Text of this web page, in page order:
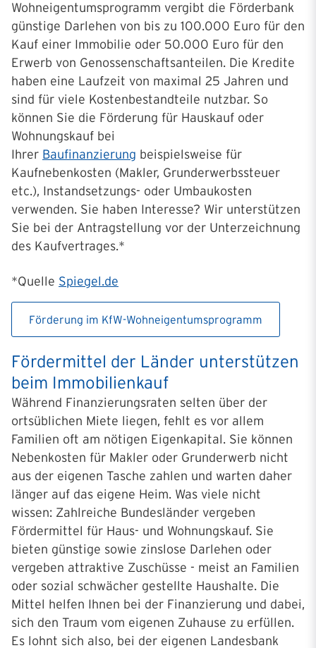
Wohneigentumsprogramm vergibt die Förderbank
günstige Darlehen von bis zu 100.000 Euro für den
Kauf einer Immobilie oder 50.000 Euro für den
Erwerb von Genossenschaftsanteilen. Die Kredite
haben eine Laufzeit von maximal 25 Jahren und
sind für viele Kostenbestandteile nutzbar. So
können Sie die Förderung für Hauskauf oder
Wohnungskauf bei
Ihrer Baufinanzierung beispielsweise für
Kaufnebenkosten (Makler, Grunderwerbssteuer
etc.), Instandsetzungs- oder Umbaukosten
verwenden. Sie haben Interesse? Wir unterstützen
Sie bei der Antragstellung vor der Unterzeichnung
des Kaufvertrages.*
*Quelle Spiegel.de
Förderung im KfW-Wohneigentumsprogramm
Fördermittel der Länder unterstützen
beim Immobilienkauf
Während Finanzierungsraten selten über der
ortsüblichen Miete liegen, fehlt es vor allem
Familien oft am nötigen Eigenkapital. Sie können
Nebenkosten für Makler oder Grunderwerb nicht
aus der eigenen Tasche zahlen und warten daher
länger auf das eigene Heim. Was viele nicht
wissen: Zahlreiche Bundesländer vergeben
Fördermittel für Haus- und Wohnungskauf. Sie
bieten günstige sowie zinslose Darlehen oder
vergeben attraktive Zuschüsse - meist an Familien
oder sozial schwächer gestellte Haushalte. Die
Mittel helfen Ihnen bei der Finanzierung und dabei,
sich den Traum vom eigenen Zuhause zu erfüllen.
Es lohnt sich also, bei der eigenen Landesbank